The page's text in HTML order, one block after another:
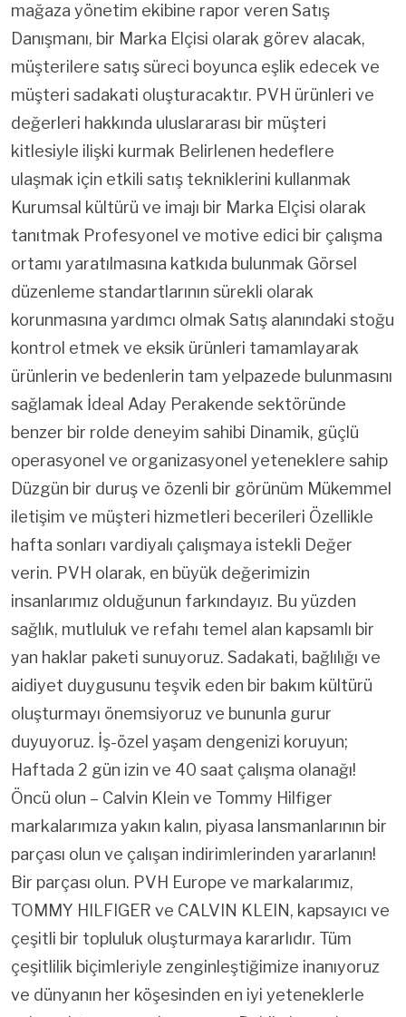
mağaza yönetim ekibine rapor veren Satış
Danışmanı, bir Marka Elçisi olarak görev alacak,
müşterilere satış süreci boyunca eşlik edecek ve
müşteri sadakati oluşturacaktır. PVH ürünleri ve
değerleri hakkında uluslararası bir müşteri
kitlesiyle ilişki kurmak Belirlenen hedeflere
ulaşmak için etkili satış tekniklerini kullanmak
Kurumsal kültürü ve imajı bir Marka Elçisi olarak
tanıtmak Profesyonel ve motive edici bir çalışma
ortamı yaratılmasına katkıda bulunmak Görsel
düzenleme standartlarının sürekli olarak
korunmasına yardımcı olmak Satış alanındaki stoğu
kontrol etmek ve eksik ürünleri tamamlayarak
ürünlerin ve bedenlerin tam yelpazede bulunmasını
sağlamak İdeal Aday Perakende sektöründe
benzer bir rolde deneyim sahibi Dinamik, güçlü
operasyonel ve organizasyonel yeteneklere sahip
Düzgün bir duruş ve özenli bir görünüm Mükemmel
iletişim ve müşteri hizmetleri becerileri Özellikle
hafta sonları vardiyalı çalışmaya istekli Değer
verin. PVH olarak, en büyük değerimizin
insanlarımız olduğunun farkındayız. Bu yüzden
sağlık, mutluluk ve refahı temel alan kapsamlı bir
yan haklar paketi sunuyoruz. Sadakati, bağlılığı ve
aidiyet duygusunu teşvik eden bir bakım kültürü
oluşturmayı önemsiyoruz ve bununla gurur
duyuyoruz. İş-özel yaşam dengenizi koruyun;
Haftada 2 gün izin ve 40 saat çalışma olanağı!
Öncü olun – Calvin Klein ve Tommy Hilfiger
markalarımıza yakın kalın, piyasa lansmanlarının bir
parçası olun ve çalışan indirimlerinden yararlanın!
Bir parçası olun. PVH Europe ve markalarımız,
TOMMY HILFIGER ve CALVIN KLEIN, kapsayıcı ve
çeşitli bir topluluk oluşturmaya kararlıdır. Tüm
çeşitlilik biçimleriyle zenginleştiğimize inanıyoruz
ve dünyanın her köşesinden en iyi yeteneklerle